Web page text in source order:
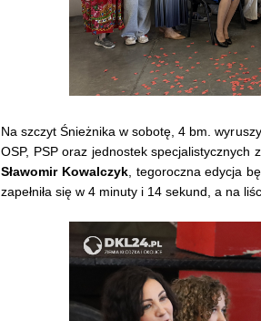
Na szczyt Śnieżnika w sobotę, 4 bm.
OSP, PSP oraz jednostek specjalistycznych
Sławomir Kowalczyk, tegoroczna edycja
zapełniła się w 4 minuty i 14 sekund, a na